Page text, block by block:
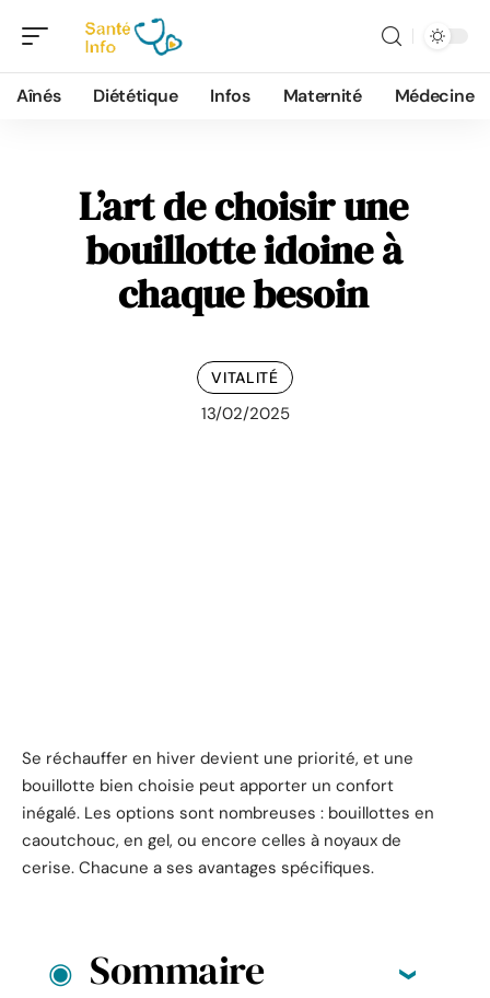
Aînés Diététique Infos Maternité Médecine
L’art de choisir une
bouillotte idoine à
chaque besoin
VITALITÉ
13/02/2025
Se réchauffer en hiver devient une priorité, et une
bouillotte bien choisie peut apporter un confort
inégalé. Les options sont nombreuses : bouillottes en
caoutchouc, en gel, ou encore celles à noyaux de
cerise. Chacune a ses avantages spécifiques.
Sommaire